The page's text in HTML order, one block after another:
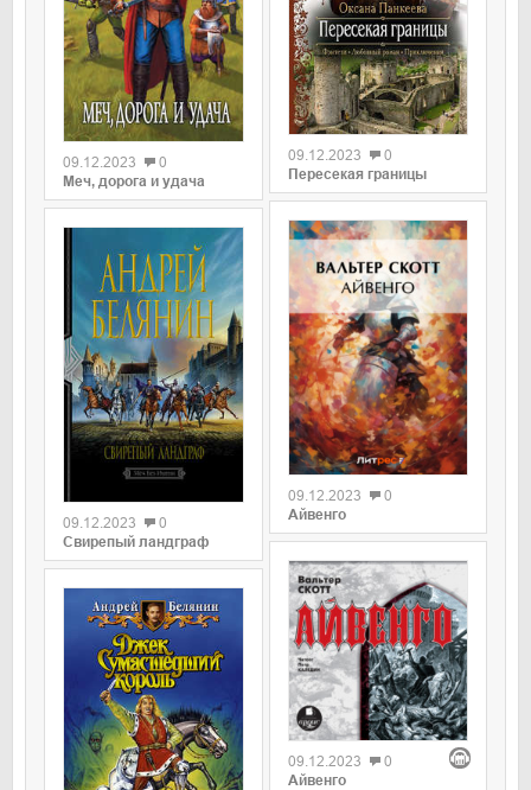
09.12.2023
0
Меч, дорога и удача
09.12.2023
0
Свирепый ландграф
09.12.2023
0
Пересекая границы
09.12.2023
0
Айвенго
09.12.2023
0
Айвенго